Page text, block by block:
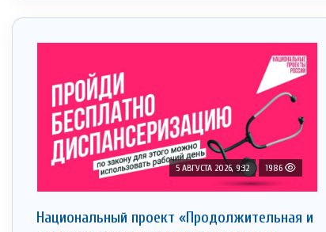
5 АВГУСТА 2026, 9:32 1986
Национальный проект «Продолжительная и